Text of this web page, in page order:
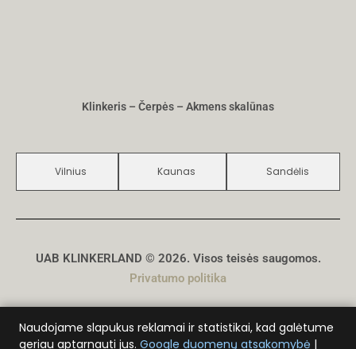
Klinkeris – Čerpės – Akmens skalūnas
Vilnius Kaunas Sandėlis
UAB KLINKERLAND © 2026. Visos teisės saugomos.
Privatumo politika
Naudojame slapukus reklamai ir statistikai, kad galėtume
geriau aptarnauti jus. Google duomenų atsakomybė |